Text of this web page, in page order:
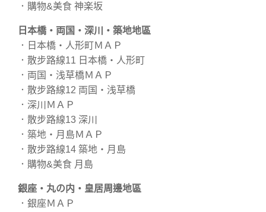
．購物&美食 神楽坂
日本橋・両国・深川・築地地區
．日本橋・人形町ＭＡＰ
．散步路線11 日本橋・人形町
．両国・浅草橋ＭＡＰ
．散步路線12 両国・浅草橋
．深川ＭＡＰ
．散步路線13 深川
．築地・月島ＭＡＰ
．散步路線14 築地・月島
．購物&美食 月島
銀座・丸の内・皇居周邊地區
．銀座ＭＡＰ